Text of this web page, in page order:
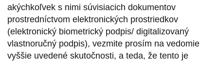
akýchkoľvek s nimi súvisiacich dokumentov
prostredníctvom elektronických prostriedkov
(elektronický biometrický podpis/ digitalizovaný
vlastnoručný podpis), vezmite prosím na vedomie
vyššie uvedené skutočnosti, a teda, že tento je